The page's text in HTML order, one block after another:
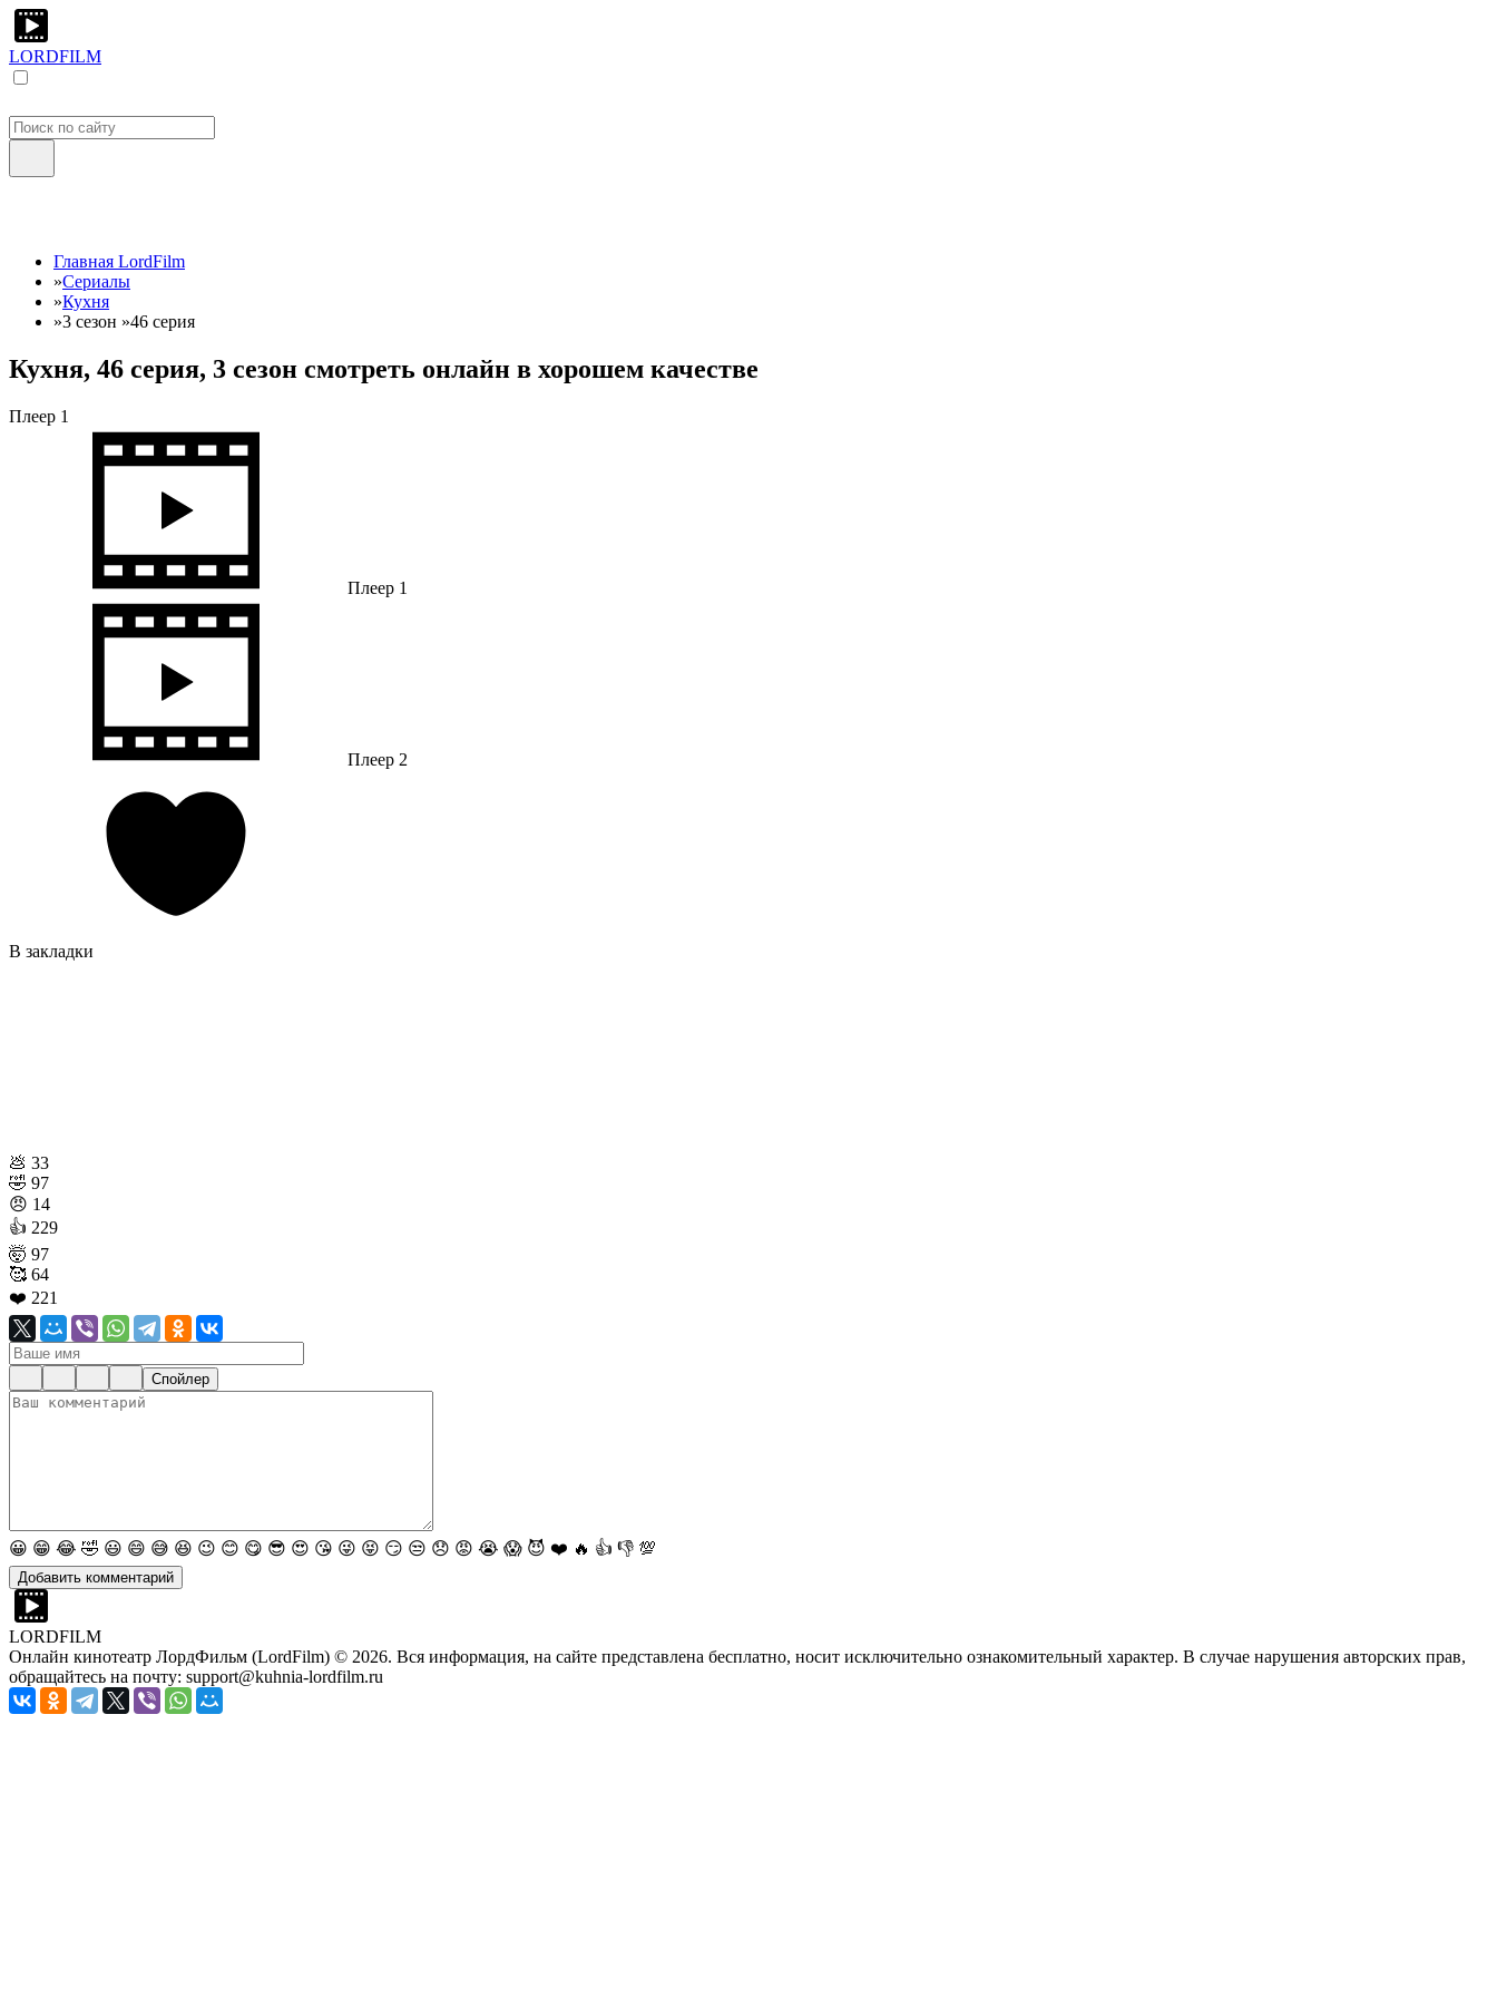
LORDFILM
Главная LordFilm
»Сериалы
»Кухня
»3 сезон »46 серия
Кухня, 46 серия, 3 сезон смотреть онлайн в хорошем качестве
Плеер 1
Плеер 1
Плеер 2
В закладки
💩 33
🤣 97
😠 14
👍 229
🤯 97
🥰 64
❤️ 221
Спойлер
😀 😁 😂 🤣 😃 😄 😅 😆 😉 😊 😋 😎 😍 😘 😜 😝 😏 😒 😞 😡 😭 😱 😈 ❤️ 🔥 👍 👎 💯
LORDFILM
Онлайн кинотеатр ЛордФильм (LordFilm) © 2026. Вся информация, на сайте представлена бесплатно, носит исключительно ознакомительный характер. В случае нарушения авторских прав,
обращайтесь на почту: support@kuhnia-lordfilm.ru